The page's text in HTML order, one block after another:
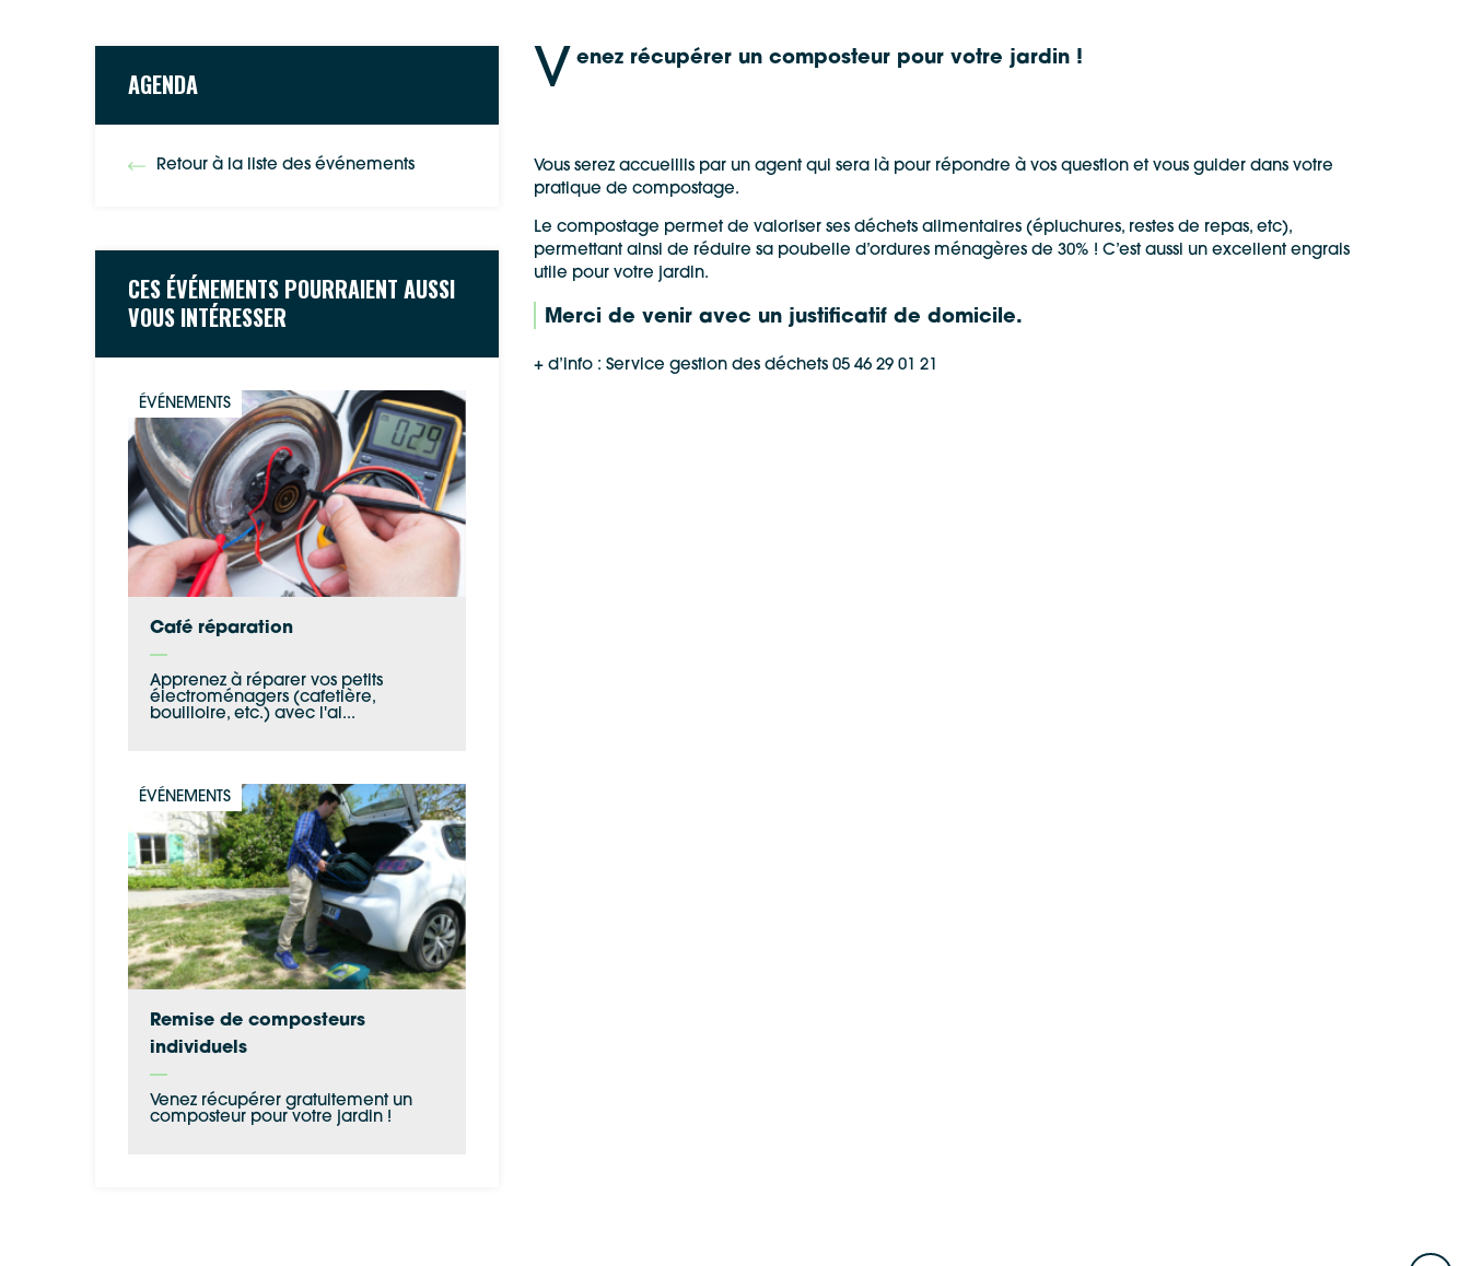
AGENDA
Retour à la liste des événements
CES ÉVÉNEMENTS POURRAIENT AUSSI
VOUS INTÉRESSER
ÉVÉNEMENTS
Café réparation
Apprenez à réparer vos petits
électroménagers (cafetière,
bouilloire, etc.) avec l'ai...
ÉVÉNEMENTS
Remise de composteurs
individuels
Venez récupérer gratuitement un
composteur pour votre jardin !
V enez récupérer un composteur pour votre jardin !
Vous serez accueillis par un agent qui sera là pour répondre à vos question et vous guider dans votre
pratique de compostage.
Le compostage permet de valoriser ses déchets alimentaires (épluchures, restes de repas, etc),
permettant ainsi de réduire sa poubelle d’ordures ménagères de 30% ! C’est aussi un excellent engrais
utile pour votre jardin.
Merci de venir avec un justificatif de domicile.
+ d’info : Service gestion des déchets 05 46 29 01 21